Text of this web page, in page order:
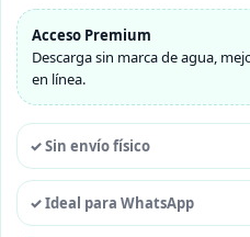
Valorado
con
de 5 en
base a
1
valoración
de un
cliente
Acceso Premium
Descarga sin marca de agua,
en línea.
✓ Sin envío físico
✓ Ideal para WhatsApp